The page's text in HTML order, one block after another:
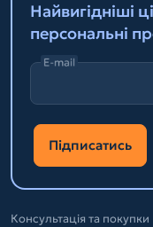
Найвигідніші
персональні
E-mail
Підписатись
Консультація та покупки